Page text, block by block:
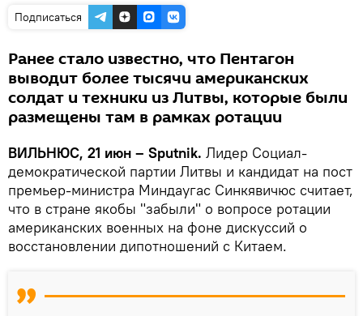
Подписаться
Ранее стало известно, что Пентагон
выводит более тысячи американских
солдат и техники из Литвы, которые были
размещены там в рамках ротации
ВИЛЬНЮС, 21 июн – Sputnik. Лидер Социал-
демократической партии Литвы и кандидат на пост
премьер-министра Миндаугас Синкявичюс считает,
что в стране якобы "забыли" о вопросе ротации
американских военных на фоне дискуссий о
восстановлении дипотношений с Китаем.